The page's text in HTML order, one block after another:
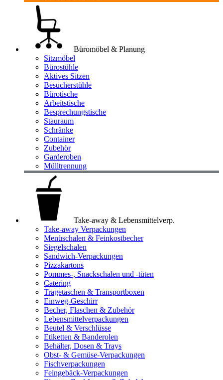
Büromöbel & Planung
Sitzmöbel
Bürostühle
Aktives Sitzen
Besucherstühle
Bürotische
Arbeitstische
Besprechungstische
Stauraum
Schränke
Container
Zubehör
Garderoben
Mülltrennung
Take-away & Lebensmittelverp.
Take-away Verpackungen
Menüschalen & Feinkostbecher
Siegelschalen
Sandwich-Verpackungen
Pizzakartons
Pommes-, Snackschalen und -tüten
Catering
Tragetaschen & Transportboxen
Einweg-Geschirr
Becher, Flaschen & Zubehör
Lebensmittelverpackungen
Beutel & Verschlüsse
Etiketten & Banderolen
Behälter, Dosen & Trays
Obst- & Gemüse-Verpackungen
Fischverpackungen
Feingebäck-Verpackungen